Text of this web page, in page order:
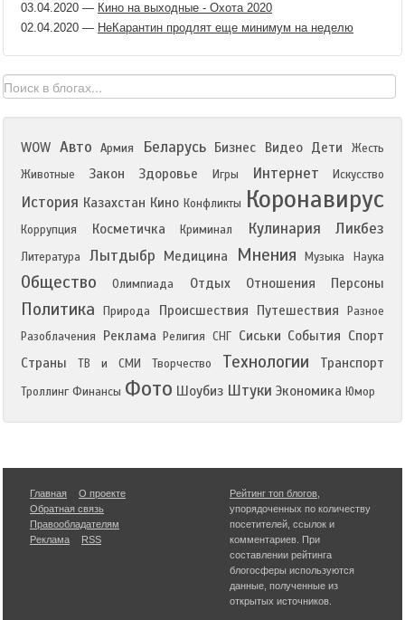
03.04.2020 — Кино на выходные - Охота 2020
02.04.2020 — НеКарантин продлят еще минимум на неделю
WOW Авто Армия Беларусь Бизнес Видео Дети
Жесть
Животные
Закон Здоровье Игры Интернет Искусство
История Казахстан Кино Конфликты Коронавирус
Коррупция Косметичка Криминал Кулинария Ликбез
Литература Лытдыбр Медицина Мнения Музыка Наука
Общество Олимпиада Отдых Отношения Персоны
Политика Природа Происшествия Путешествия
Разное
Разоблачения
Реклама Религия СНГ Сиськи События Спорт
Страны
ТВ и СМИ Творчество Технологии Транспорт
Троллинг Финансы Фото Шоубиз Штуки Экономика Юмор
Главная
О проекте
Обратная связь
Правообладателям
Реклама
RSS
Рейтинг топ блогов
упорядоченных по количеству
посетителей, ссылок и
комментариев. При
составлении рейтинга
блогосферы используются
данные, полученные из
открытых источников.